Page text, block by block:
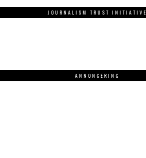
JOURNALISM TRUST INITIATIVE
ANNONCERING